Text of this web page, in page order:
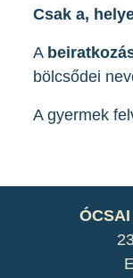
Csak a,
A
bölcsődei
A gyermek